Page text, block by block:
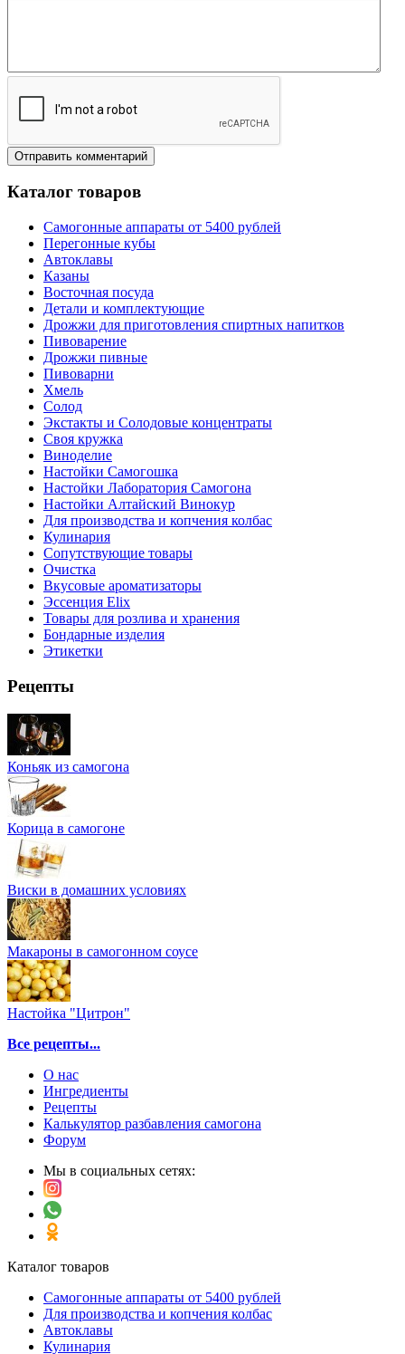
Каталог товаров
Самогонные аппараты от 5400 рублей
Перегонные кубы
Автоклавы
Казаны
Восточная посуда
Детали и комплектующие
Дрожжи для приготовления спиртных напитков
Пивоварение
Дрожжи пивные
Пивоварни
Хмель
Солод
Экстакты и Солодовые концентраты
Своя кружка
Виноделие
Настойки Самогошка
Настойки Лаборатория Самогона
Настойки Алтайский Винокур
Для производства и копчения колбас
Кулинария
Сопутствующие товары
Очистка
Вкусовые ароматизаторы
Эссенция Elix
Товары для розлива и хранения
Бондарные изделия
Этикетки
Рецепты
Коньяк из самогона
Корица в самогоне
Виски в домашних условиях
Макароны в самогонном соусе
Настойка "Цитрон"
Все рецепты...
О нас
Ингредиенты
Рецепты
Калькулятор разбавления самогона
Форум
Мы в социальных сетях:
Каталог товаров
Самогонные аппараты от 5400 рублей
Для производства и копчения колбас
Автоклавы
Кулинария